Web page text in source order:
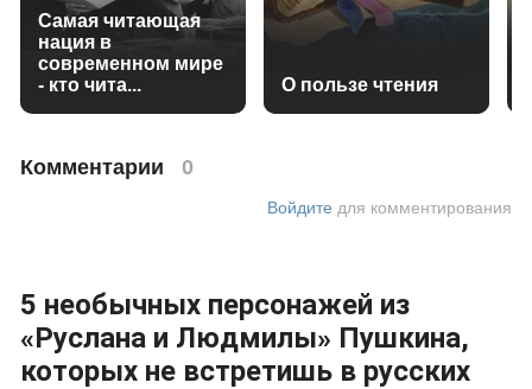
Самая читающая
нация в
современном мире
- кто чита...
О пользе чтения
Комментарии 0
Войдите для комментирования
5 необычных персонажей из
«Руслана и Людмилы» Пушкина,
которых не встретишь в русских